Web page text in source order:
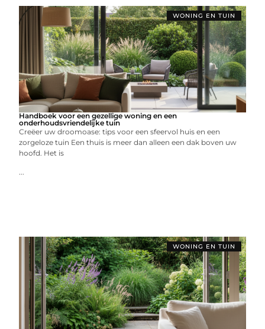
WONING EN TUIN
Handboek voor een gezellige woning en een
onderhoudsvriendelijke tuin
Creëer uw droomoase: tips voor een sfeervol huis en een
zorgeloze tuin Een thuis is meer dan alleen een dak boven uw
hoofd. Het is
...
WONING EN TUIN